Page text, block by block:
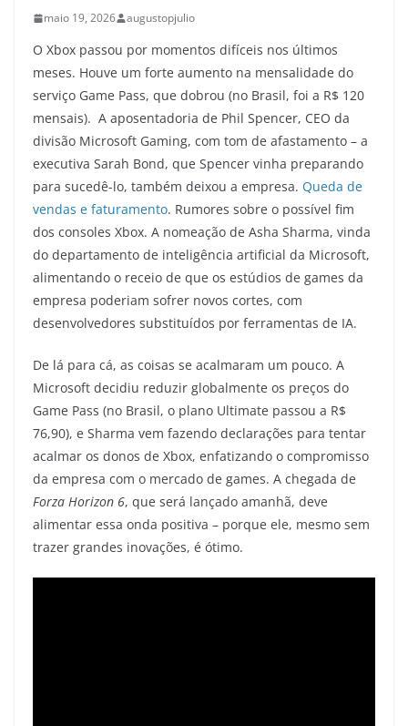
maio 19, 2026 augustopjulio
O Xbox passou por momentos difíceis nos últimos
meses. Houve um forte aumento na mensalidade do
serviço Game Pass, que dobrou (no Brasil, foi a R$ 120
mensais). A aposentadoria de Phil Spencer, CEO da
divisão Microsoft Gaming, com tom de afastamento – a
executiva Sarah Bond, que Spencer vinha preparando
para sucedê-lo, também deixou a empresa. Queda de
vendas e faturamento. Rumores sobre o possível fim
dos consoles Xbox. A nomeação de Asha Sharma, vinda
do departamento de inteligência artificial da Microsoft,
alimentando o receio de que os estúdios de games da
empresa poderiam sofrer novos cortes, com
desenvolvedores substituídos por ferramentas de IA.
De lá para cá, as coisas se acalmaram um pouco. A
Microsoft decidiu reduzir globalmente os preços do
Game Pass (no Brasil, o plano Ultimate passou a R$
76,90), e Sharma vem fazendo declarações para tentar
acalmar os donos de Xbox, enfatizando o compromisso
da empresa com o mercado de games. A chegada de
Forza Horizon 6, que será lançado amanhã, deve
alimentar essa onda positiva – porque ele, mesmo sem
trazer grandes inovações, é ótimo.